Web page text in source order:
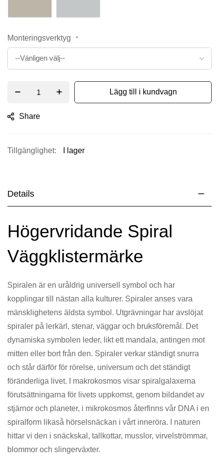
Monteringsverktyg
Lägg till i kundvagn
Share
I lager
Details
Högervridande Spiral
Väggklistermärke
Spiralen är en uråldrig universell symbol och har
kopplingar till nästan alla kulturer. Spiraler anses vara
mänsklighetens äldsta symbol. Utgrävningar har avslöjat
spiraler på lerkärl, stenar, väggar och bruksföremål. Det
dynamiska symbolen leder, likt ett mandala, antingen mot
mitten eller bort från den. Spiraler verkar ständigt snurra
och står därför för rörelse, universum och det ständigt
föränderliga livet. I makrokosmos visar spiralgalaxerna
förutsättningarna för livets uppkomst, genom bildandet av
stjärnor och planeter, i mikrokosmos återfinns vår DNA i en
spiralform likaså hörselsnäckan i vårt inneröra. I naturen
hittar vi den i snäckskal, tallkottar, musslor, virvelströmmar,
blommor och slingerväxter.